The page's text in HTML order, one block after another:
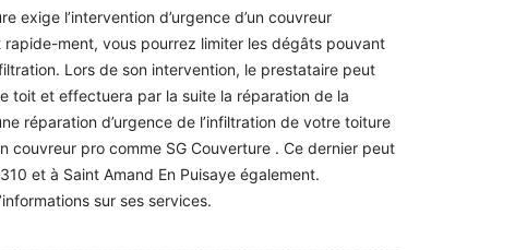
exige l’intervention d’urgence d’un couvreur
rapide-ment, vous pourrez limiter les dégâts pouvant
Lors de son intervention, le prestataire peut
toit et effectuera par la suite la réparation de la
réparation d’urgence de l’infiltration de votre toiture
couvreur pro comme SG Couverture . Ce dernier peut
et à Saint Amand En Puisaye également.
sur ses services.